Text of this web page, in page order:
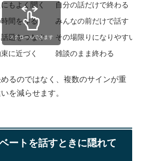
もよく聞く
自分の話だけで終わる
間を作る
みんなの前だけで話す
題をつなぐ
その場限りになりやすい
に近づく 雑談のまま終わる
スクロールできます
るのではなく、複数のサインが重
を減らせます。
ートを話すときに隠れて